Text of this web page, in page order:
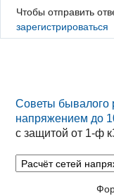
Чтобы отправить
зарегистрироваться
Советы бывалого
напряжением до
с защитой от 1-ф